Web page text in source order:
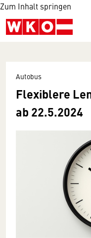
Zum Inhalt springen
Autobus
Flexiblere
ab 22.5.2024